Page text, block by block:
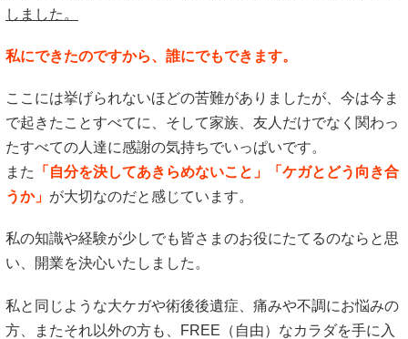
しました。
私にできたのですから、誰にでもできます。
ここには挙げられないほどの苦難がありましたが、今は今ま
で起きたことすべてに、そして家族、友人だけでなく関わっ
たすべての人達に感謝の気持ちでいっぱいです。
また
「自分を決してあきらめないこと」「ケガとどう向き合
うか」 が大切なのだと感じています。
私の知識や経験が少しでも皆さまのお役にたてるのならと思
い、開業を決心いたしました。
私と同じような大ケガや術後後遺症、痛みや不調にお悩みの
方、またそれ以外の方も、FREE（自由）なカラダを手に入